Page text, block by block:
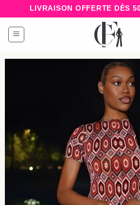
au
contenu
LIVRAISON OFFERTE DÈS